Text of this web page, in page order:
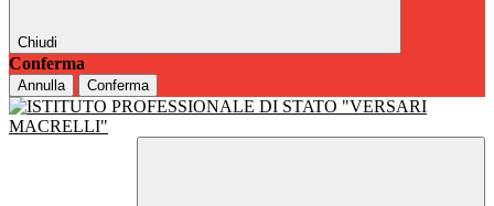
Chiudi
Conferma
Annulla Conferma